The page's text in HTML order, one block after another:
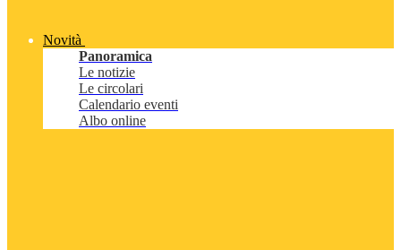
Novità
Panoramica
Le notizie
Le circolari
Calendario eventi
Albo online